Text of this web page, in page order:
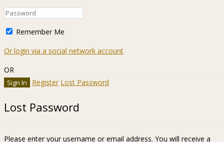
Remember Me
Or login via a social network account
OR
Register Lost Password
Lost Password
Please enter your username or email address. You will receive a